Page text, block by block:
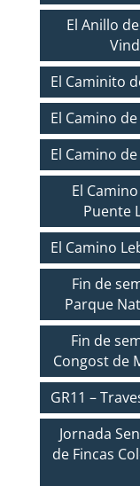
El Anillo
El Caminito
El Camino
El Camino
El
Puente
El Camino
Fin de
Parque
Fin de
Congost de
GR11 –
Jornada
de Fincas